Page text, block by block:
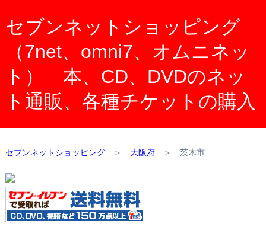
セブンネットショッピング
（7net、omni7、オムニネッ
ト） 本、CD、DVDのネッ
ト通販、各種チケットの購入
セブンネットショッピング＞ 大阪府＞ 茨木市